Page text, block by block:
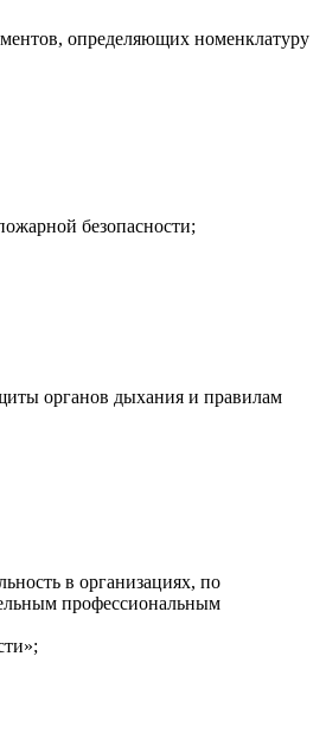
определяющих номенклатуру
безопасности;
органов дыхания и правилам
в организациях, по
профессиональным